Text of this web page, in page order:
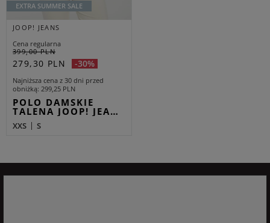
EXTRA SUMMER SALE
JOOP! JEANS
Cena regularna
399,00 PLN
279,30 PLN -30%
Najniższa cena z 30 dni przed
obniżką 299,25 PLN
POLO DAMSKIE
TALENA JOOP! JEA…
XXS S